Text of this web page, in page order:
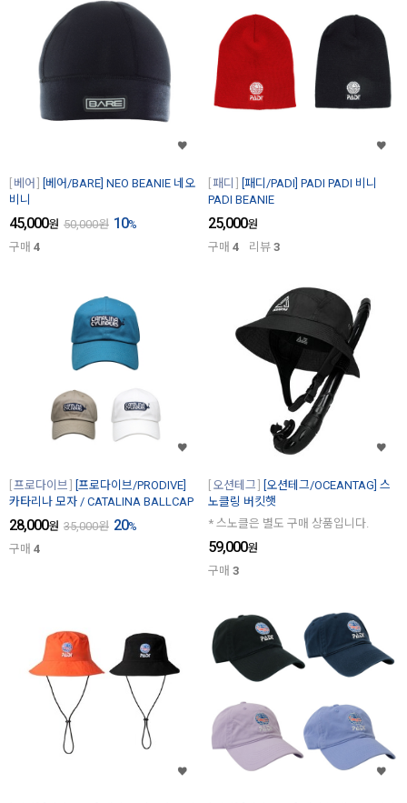
베어
[베어/BARE] NEO BEANIE 네오
비니
45,000원 50,000원 10%
구매 4
패디
[패디/PADI] PADI PADI 비니
PADI BEANIE
25,000원
구매 4 리뷰 3
프로다이브
[프로다이브/PRODIVE]
카타리나 모자 / CATALINA BALLCAP
28,000원 35,000원 20%
구매 4
오션테그
[오션테그/OCEANTAG] 스
노클링 버킷햇
* 스노클은 별도 구매 상품입니다.
59,000원
구매 3